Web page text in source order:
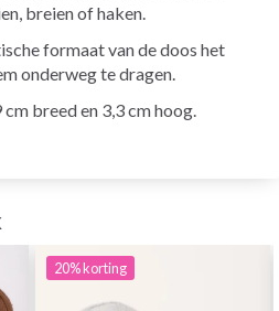
breien of haken.
formaat van de doos het
onderweg te dragen.
breed en 3,3 cm hoog.
20%korting